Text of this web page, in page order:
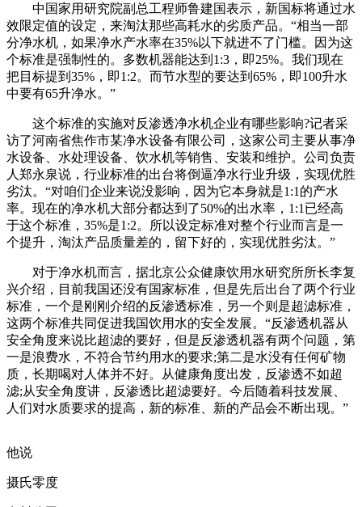
中国家用研究院副总工程师鲁建国表示，新国标将通过水
效限定值的设定，来淘汰那些高耗水的劣质产品。“相当一部
分净水机，如果净水产水率在35%以下就进不了门槛。因为这
个标准是强制性的。多数机器能达到1:3，即25%。我们现在
把目标提到35%，即1:2。而节水型的要达到65%，即100升水
中要有65升净水。”
这个标准的实施对反渗透净水机企业有哪些影响?记者采
访了河南省焦作市某净水设备有限公司，这家公司主要从事净
水设备、水处理设备、饮水机等销售、安装和维护。公司负责
人郑永泉说，行业标准的出台将倒逼净水行业升级，实现优胜
劣汰。“对咱们企业来说没影响，因为它本身就是1:1的产水
率。现在的净水机大部分都达到了50%的出水率，1:1已经高
于这个标准，35%是1:2。所以设定标准对整个行业而言是一
个提升，淘汰产品质量差的，留下好的，实现优胜劣汰。”
对于净水机而言，据北京公众健康饮用水研究所所长李复
兴介绍，目前我国还没有国家标准，但是先后出台了两个行业
标准，一个是刚刚介绍的反渗透标准，另一个则是超滤标准，
这两个标准共同促进我国饮用水的安全发展。“反渗透机器从
安全角度来说比超滤的要好，但是反渗透机器有两个问题，第
一是浪费水，不符合节约用水的要求;第二是水没有任何矿物
质，长期喝对人体并不好。从健康角度出发，反渗透不如超
滤;从安全角度讲，反渗透比超滤要好。今后随着科技发展、
人们对水质要求的提高，新的标准、新的产品会不断出现。”
他说
摄氏零度